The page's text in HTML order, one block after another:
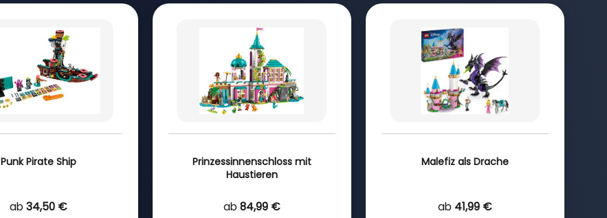
Punk Pirate Ship
ab 34,50 €
Prinzessinnenschloss mit
Haustieren
ab 84,99 €
Malefiz als Drache
ab 41,99 €